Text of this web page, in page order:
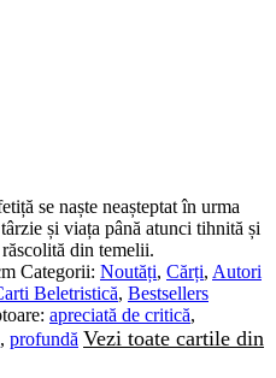
se naște neașteptat în urma
și viața până atunci tihnită și
din temelii.
Categorii: Noutăți, Cărți, Autori
Beletristică, Bestsellers
apreciată de critică,
, profundă Vezi toate cartile din